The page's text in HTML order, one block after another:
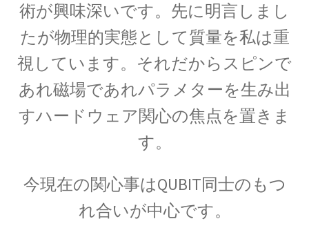
を明確に定式化】
アイザック・バロー
【幾何学的に微積分を考えニュートンを育て
た】
アイナー・ヘルツシュプルング
術が興味深いです。先に明言しまし
たが物理的実態として質量を私は重
視しています。それだからスピンで
あれ磁場であれパラメターを生み出
すハードウェア関心の焦点を置きま
す。
今現在の関心事はQUBIT同士のもつ
れ合いが中心です。